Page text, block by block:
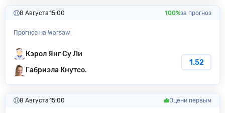
8 Августа15:00 100%за прогноз
Прогноз на Warsaw
Кэрол Янг Су Ли
Габриэла Кнутсо.
1.52
8 Августа15:00 Оцени первым